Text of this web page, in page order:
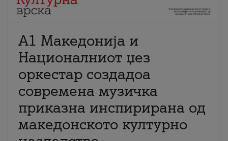
А1 Македонија и
Националниот џез
оркестар создадоа
современа музичка
приказна инспирирана од
македонското културно